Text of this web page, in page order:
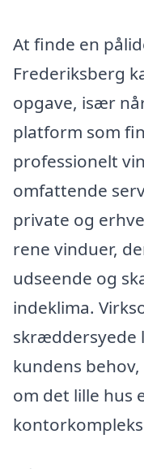
At finde en
Frederiksberg
opgave, især
platform som
professionelt
omfattende
private og
rene vinduer,
udseende og
indeklima.
skræddersyede
kundens
om det lille hus